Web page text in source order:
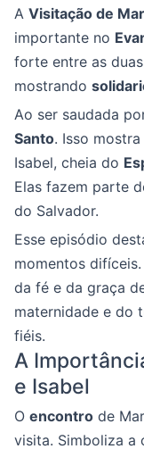
A Visitação de
importante no
forte entre as
mostrando
Ao ser saudada
Santo. Isso
Isabel, cheia do
Elas fazem parte
do Salvador.
Esse episódio
momentos
da fé e da graça
maternidade e do
fiéis.
A
e Isabel
O encontro de
visita. Simboliza a